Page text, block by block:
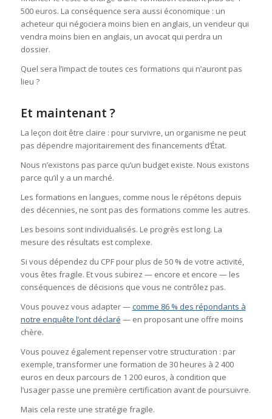
500 euros. La conséquence sera aussi économique : un
acheteur qui négociera moins bien en anglais, un vendeur qui
vendra moins bien en anglais, un avocat qui perdra un
dossier.
Quel sera l’impact de toutes ces formations qui n’auront pas
lieu ?
Et maintenant ?
La leçon doit être claire : pour survivre, un organisme ne peut
pas dépendre majoritairement des financements d’État.
Nous n’existons pas parce qu’un budget existe. Nous existons
parce qu’il y a un marché.
Les formations en langues, comme nous le répétons depuis
des décennies, ne sont pas des formations comme les autres.
Les besoins sont individualisés. Le progrès est long. La
mesure des résultats est complexe.
Si vous dépendez du CPF pour plus de 50 % de votre activité,
vous êtes fragile. Et vous subirez — encore et encore — les
conséquences de décisions que vous ne contrôlez pas.
Vous pouvez vous adapter —comme 86 % des répondants à
notre enquête l’ont déclaré — en proposant une offre moins
chère.
Vous pouvez également repenser votre structuration : par
exemple, transformer une formation de 30 heures à 2 400
euros en deux parcours de 1 200 euros, à condition que
l’usager passe une première certification avant de poursuivre.
Mais cela reste une stratégie fragile.